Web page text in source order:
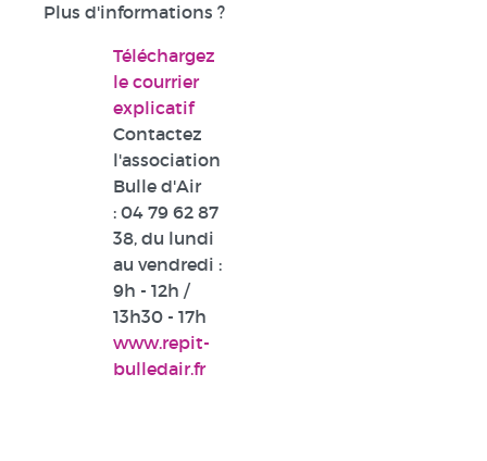
Plus d'informations ?
Téléchargez
le courrier
explicatif
Contactez
l'association
Bulle d'Air
: 04 79 62 87
38, du lundi
au vendredi :
9h - 12h /
13h30 - 17h
www.repit-
bulledair.fr